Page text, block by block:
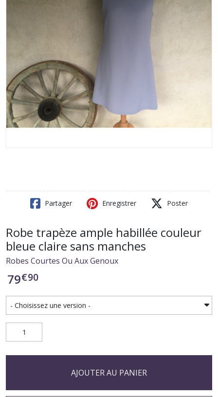
Partager Enregistrer Poster
Robe trapèze ample habillée couleur
bleue claire sans manches
Robes Courtes Ou Aux Genoux
79€90
AJOUTER AU PANIER